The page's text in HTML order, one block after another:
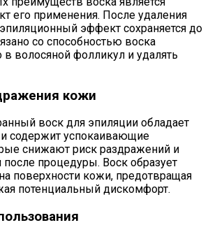
его применения. После удаления
эффект сохраняется до
со способностью воска
в волосяной фолликул и удалять
кожи
воск для эпиляции обладает
и содержит успокаивающие
снижают риск раздражений и
процедуры. Воск образует
поверхности кожи, предотвращая
потенциальный дискомфорт.